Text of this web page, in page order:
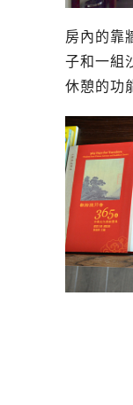
房內的靠
子和一組
休憩的功